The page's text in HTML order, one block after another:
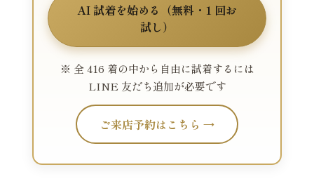
AI 試着を始める（無料・1 回お
試し）
※ 全 416 着の中から自由に試着するには
LINE 友だち追加が必要です
ご来店予約はこちら →